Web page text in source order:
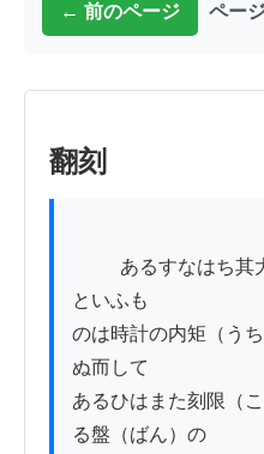
← 前のページ ペー
翻刻
といふも
のは時計の内矩（う
ぬ而して
あるひはまた刻限（
る盤（ばん）の